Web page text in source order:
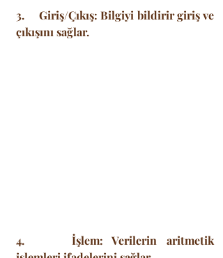
3.     Giriş/Çıkış: Bilgiyi bildirir giriş ve
çıkışını sağlar.
4.     İşlem: Verilerin aritmetik